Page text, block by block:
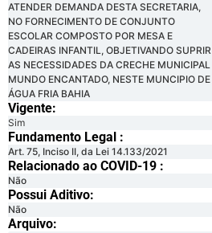
ATENDER DEMANDA DESTA SECRETARIA,
NO FORNECIMENTO DE CONJUNTO
ESCOLAR COMPOSTO POR MESA E
CADEIRAS INFANTIL, OBJETIVANDO SUPRIR
AS NECESSIDADES DA CRECHE MUNICIPAL
MUNDO ENCANTADO, NESTE MUNCIPIO DE
ÁGUA FRIA BAHIA
Vigente:
Sim
Fundamento Legal :​
Art. 75, Inciso II, da Lei 14.133/2021
Relacionado ao COVID-19 :​
Não
Possui Aditivo:​
Não
Arquivo: